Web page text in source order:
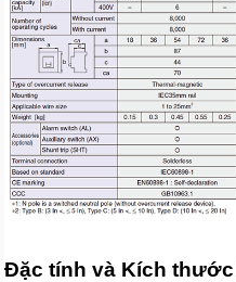
Đặc tính và Kích thước